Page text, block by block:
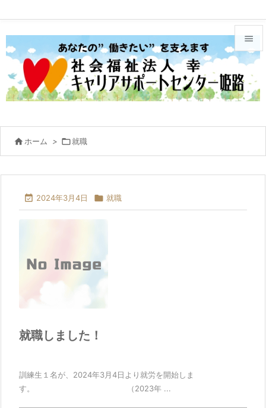


メニュ



ホーム > 就職
 2024年3月4日  就職
就職しました！
訓練生１名が、2024年3月4日より就労を開始しま
す。 （2023年 ...